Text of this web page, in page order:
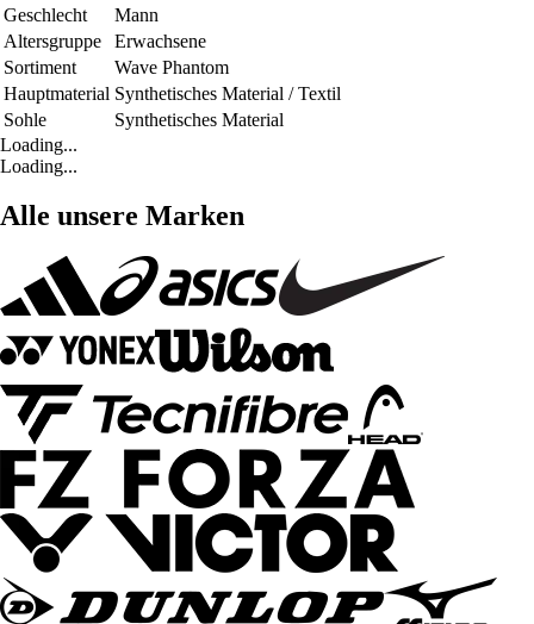
Geschlecht
Mann
Altersgruppe
Erwachsene
Sortiment
Wave Phantom
Hauptmaterial Synthetisches Material / Textil
Sohle
Synthetisches Material
Loading...
Loading...
Alle unsere Marken